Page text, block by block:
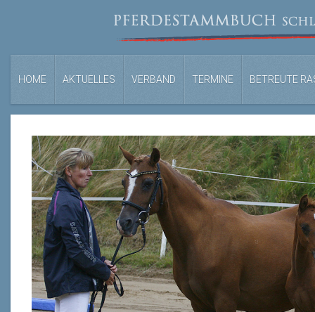
HOME AKTUELLES VERBAND TERMINE BETREUTE